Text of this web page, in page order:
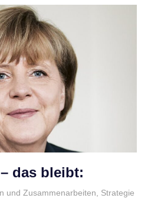
das bleibt:
Henne
und Zusammenarbeiten
Strategie